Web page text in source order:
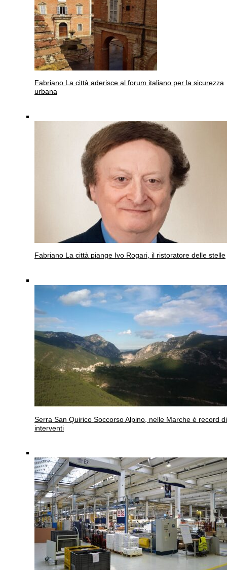
Fabriano La città aderisce al forum italiano per la sicurezza
urbana
Fabriano La città piange Ivo Rogari, il ristoratore delle stelle
Serra San Quirico Soccorso Alpino, nelle Marche è record di
interventi